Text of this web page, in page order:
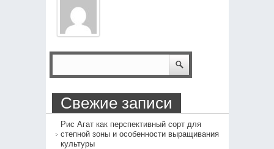
Свежие записи
Рис Агат как перспективный сорт для
степной зоны и особенности выращивания
культуры